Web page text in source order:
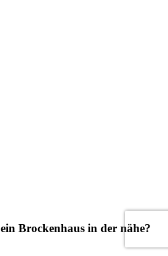
Brockenhaus in der nähe?